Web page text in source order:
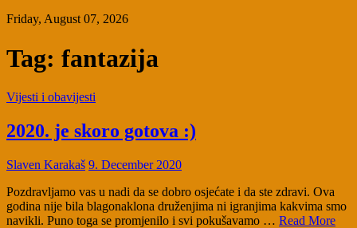
Friday, August 07, 2026
Tag: fantazija
Vijesti i obavijesti
2020. je skoro gotova :)
Slaven Karakaš 9. December 2020
Pozdravljamo vas u nadi da se dobro osjećate i da ste zdravi. Ova
godina nije bila blagonaklona druženjima ni igranjima kakvima smo
navikli. Puno toga se promjenilo i svi pokušavamo … Read More